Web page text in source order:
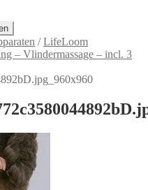
/LifeLoom
– Vlindermassage – incl. 3